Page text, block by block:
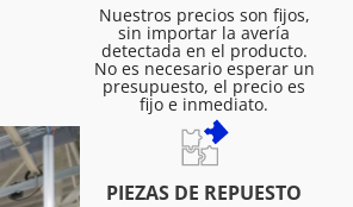
Nuestros precios son fijos,
sin importar la avería
detectada en el producto.
No es necesario esperar un
presupuesto, el precio es
fijo e inmediato.
PIEZAS DE REPUESTO